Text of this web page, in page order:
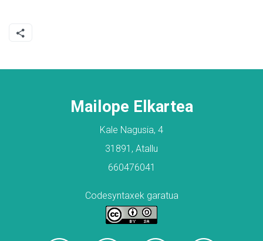
Mailope Elkartea
Kale Nagusia, 4
31891, Atallu
660476041
Codesyntaxek garatua